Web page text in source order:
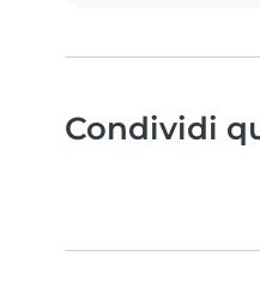
Condividi